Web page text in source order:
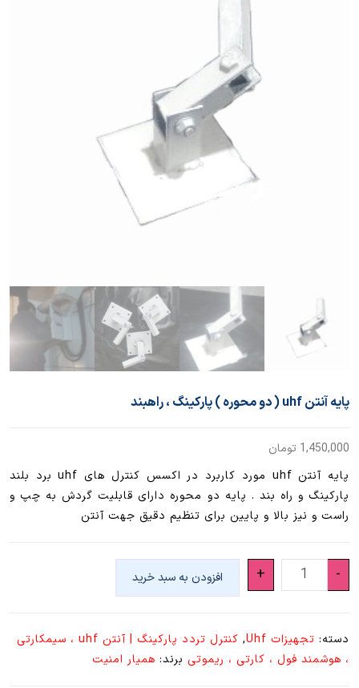
پایه آنتن uhf ( دو محوره ) پارکینگ ، راهبند
1,450,000 تومان
پایه آنتن uhf مورد کاربرد در اکسس کنترل های uhf برد بلند
پارکینگ و راه بند . پایه دو محوره دارای قابلیت گردش به چپ و
راست و نیز بالا و پایین برای تنظیم دقیق جهت آنتن
-
آنتن
+ افزودن به سبد خرید
دسته: تجهیزات Uhf ,
کنترل تردد پارکینگ | آنتن uhf ، سیمکارتی
، هوشمند فول ، کارتی ، ریموتی برند: همیار امنیت